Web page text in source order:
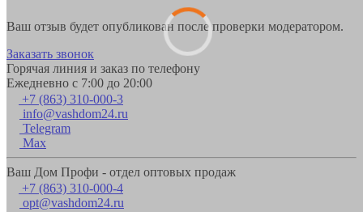
Ваш отзыв будет опубликован после проверки модератором.
Заказать звонок
Горячая линия и заказ по телефону
Ежедневно с 7:00 до 20:00
+7 (863) 310-000-3
info@vashdom24.ru
Telegram
Max
Ваш Дом Профи - отдел оптовых продаж
+7 (863) 310-000-4
opt@vashdom24.ru